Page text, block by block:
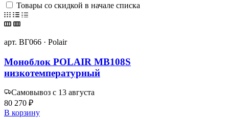
Товары со скидкой в начале списка
арт. ВГ066 · Polair
Моноблок POLAIR MB108S
низкотемпературный
Самовывоз с 13 августа
80 270 ₽
В корзину